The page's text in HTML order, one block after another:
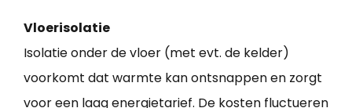
Vloerisolatie
Isolatie onder de vloer (met evt. de kelder)
voorkomt dat warmte kan ontsnappen en zorgt
voor een laag energietarief. De kosten fluctueren